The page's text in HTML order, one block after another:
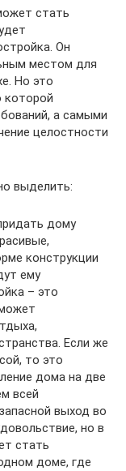
стать
Он
местом для
Но это
которой
а самыми
целостности
выделить:
дому
конструкции
ему
– это
Если же
то это
дома на две
всей
выход во
но в
стать
доме, где